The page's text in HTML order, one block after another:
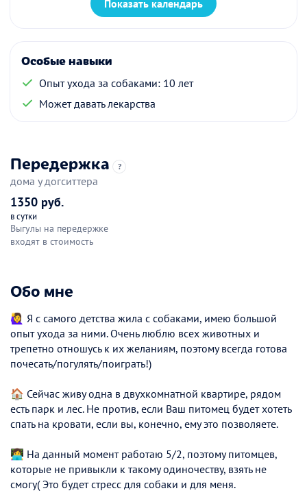
Показать календарь
Особые навыки
Опыт ухода за собаками: 10 лет
Может давать лекарства
Передержка ?
дома у догситтера
1350 руб.
в сутки
Выгулы на передержке
входят в стоимость
Обо мне
🙋‍♀️ Я с самого детства жила с собаками, имею большой
опыт ухода за ними. Очень люблю всех животных и
трепетно отношусь к их желаниям, поэтому всегда готова
почесать/погулять/поиграть!)
🏠 Сейчас живу одна в двухкомнатной квартире, рядом
есть парк и лес. Не против, если Ваш питомец будет хотеть
спать на кровати, если вы, конечно, ему это позволяете.
👩‍💻 На данный момент работаю 5/2, поэтому питомцев,
которые не привыкли к такому одиночеству, взять не
смогу( Это будет стресс для собаки и для меня.